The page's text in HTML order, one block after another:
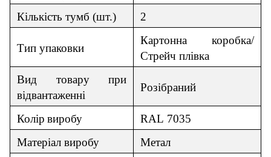
Кількість тумб (шт.)
2
Тип упаковки
Картонна коробка/
Стрейч плівка
Вид товарупри
відвантаженні
Розібраний
Колір виробу RAL 7035
Матеріал виробу Метал